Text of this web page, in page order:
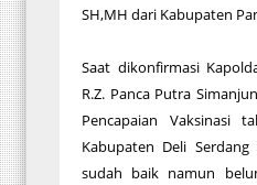
SH,MH dari Kabupaten
Saat dikonfirmasi
R.Z. Panca Putra
Pencapaian Vaksinasi
Kabupaten Deli
sudah baik namun